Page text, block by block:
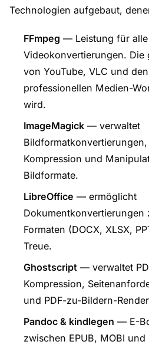
Technologien aufgebaut,
FFmpeg — Leistung für
Videokonvertierungen. Die
von YouTube, VLC und
professionellen Medien-
wird.
ImageMagick — verwaltet
Kompression und
Bildformate.
LibreOffice — ermöglicht
Dokumentkonvertierungen
Formaten (DOCX, XLSX,
Treue.
Ghostscript — verwaltet
Kompression,
und PDF-zu-Bildern-
Pandoc & kindlegen — E-
zwischen EPUB, MOBI